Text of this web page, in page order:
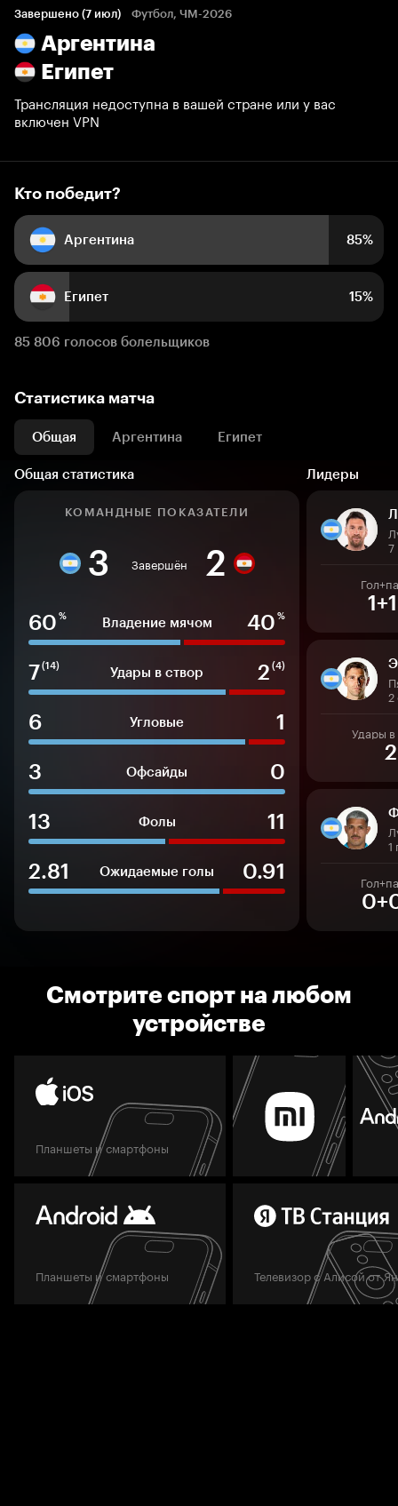
Завершено (7 июл) Футбол, ЧМ-2026
Аргентина
Египет
Трансляция недоступна в вашей стране или у вас
включен VPN
85%
Кто победит?
Аргентина 85%
Египет 15%
85 806 голосов болельщиков
Статистика матча
Общая Аргентина Египет
Общая статистика Лидеры
КОМАНДНЫЕ ПОКАЗАТЕЛИ
3 Завершён 2
60 % Владение мячом 40 %
7(14) Удары в створ 2 (4)
6 Угловые
1
3
Офсайды
0
13
Фолы
11
2.81
Ожидаемые голы 0.91
7
1+1
2
Удары в
2
1
Смотрите спорт на любом
устройстве
Планшеты и смартфоны
Планшеты и смартфоны Телевизор с Алисой от